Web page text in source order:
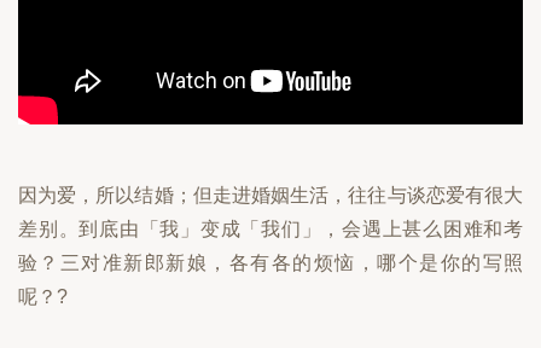
因为爱，所以结婚；但走进婚姻生活，往往与谈恋爱有很大
差别。到底由「我」变成「我们」，会遇上甚么困难和考
验？三对准新郎新娘，各有各的烦恼，哪个是你的写照
呢？?